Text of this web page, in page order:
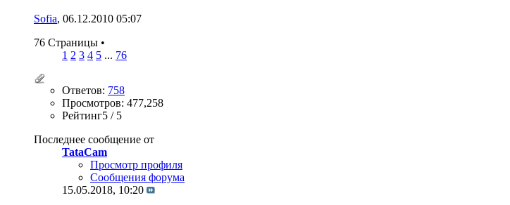
Sofia, 06.12.2010 05:07
76 Страницы •
1 2 3 4 5 ... 76
Ответов: 758
Просмотров: 477,258
Рейтинг5 / 5
Последнее сообщение от
TataCam
Просмотр профиля
Сообщения форума
15.05.2018, 10:20